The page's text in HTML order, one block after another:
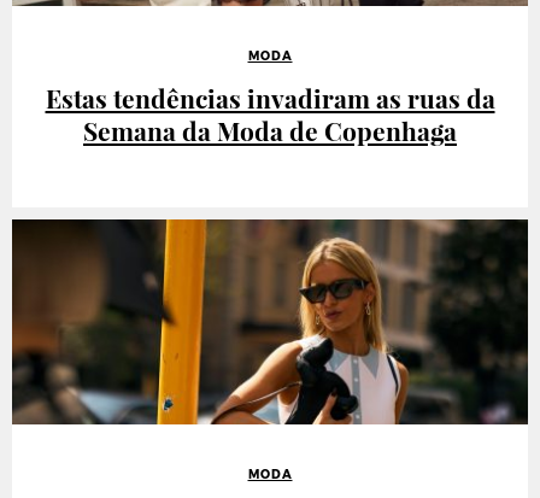
MODA
Estas tendências invadiram as ruas da
Semana da Moda de Copenhaga
MODA